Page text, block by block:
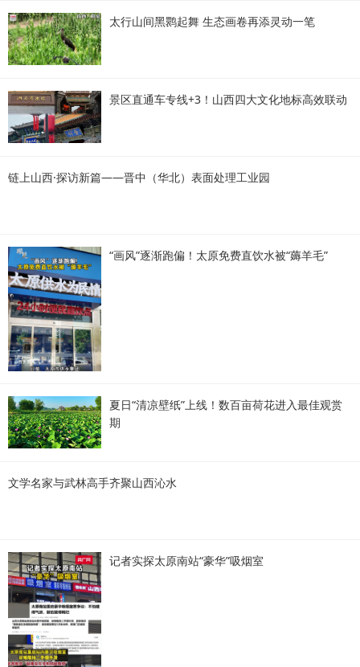
太行山间黑鹮起舞 生态画卷再添灵动一笔
景区直通车专线+3！山西四大文化地标高效联动
链上山西·探访新篇——晋中（华北）表面处理工业园
“画风”逐渐跑偏！太原免费直饮水被“薅羊毛”
夏日“清凉壁纸”上线！数百亩荷花进入最佳观赏
期
文学名家与武林高手齐聚山西沁水
记者实探太原南站“豪华”吸烟室